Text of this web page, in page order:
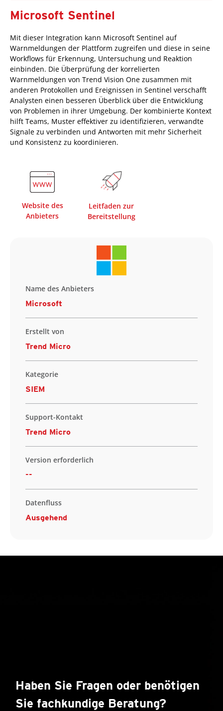
Microsoft Sentinel
Mit dieser Integration kann Microsoft Sentinel auf
Warnmeldungen der Plattform zugreifen und diese in seine
Workflows für Erkennung, Untersuchung und Reaktion
einbinden. Die Überprüfung der korrelierten
Warnmeldungen von Trend Vision One zusammen mit
anderen Protokollen und Ereignissen in Sentinel verschafft
Analysten einen besseren Überblick über die Entwicklung
von Problemen in ihrer Umgebung. Der kombinierte Kontext
hilft Teams, Muster effektiver zu identifizieren, verwandte
Signale zu verbinden und Antworten mit mehr Sicherheit
und Konsistenz zu koordinieren.
Website des
Anbieters
Leitfaden zur
Bereitstellung
Name des Anbieters
Microsoft
Erstellt von
Trend Micro
Kategorie
SIEM
Support-Kontakt
Trend Micro
Version erforderlich
--
Datenfluss
Ausgehend
Haben Sie Fragen oder benötigen
Sie fachkundige Beratung?